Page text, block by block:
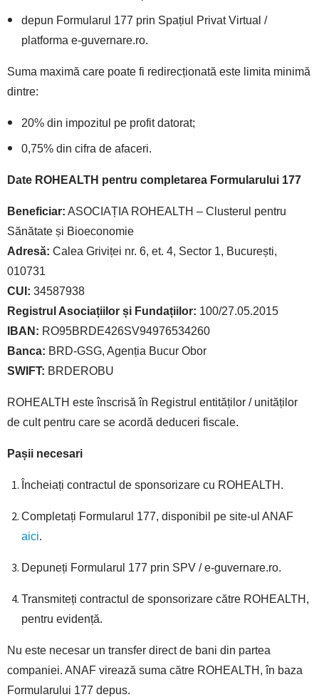
depun Formularul 177 prin Spațiul Privat Virtual /
platforma e-guvernare.ro.
Suma maximă care poate fi redirecționată este limita minimă
dintre:
20% din impozitul pe profit datorat;
0,75% din cifra de afaceri.
Date ROHEALTH pentru completarea Formularului 177
Beneficiar: ASOCIAȚIA ROHEALTH – Clusterul pentru
Sănătate și Bioeconomie
Adresă: Calea Griviței nr. 6, et. 4, Sector 1, București,
010731
CUI: 34587938
Registrul Asociațiilor și Fundațiilor: 100/27.05.2015
IBAN: RO95BRDE426SV94976534260
Banca: BRD-GSG, Agenția Bucur Obor
SWIFT: BRDEROBU
ROHEALTH este înscrisă în Registrul entităților / unităților
de cult pentru care se acordă deduceri fiscale.
Pașii necesari
Încheiați contractul de sponsorizare cu ROHEALTH.
Completați Formularul 177, disponibil pe site-ul ANAF
aici.
Depuneți Formularul 177 prin SPV / e-guvernare.ro.
Transmiteți contractul de sponsorizare către ROHEALTH,
pentru evidență.
Nu este necesar un transfer direct de bani din partea
companiei. ANAF virează suma către ROHEALTH, în baza
Formularului 177 depus.